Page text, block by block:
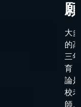
大
的
三
育
論
校老
師